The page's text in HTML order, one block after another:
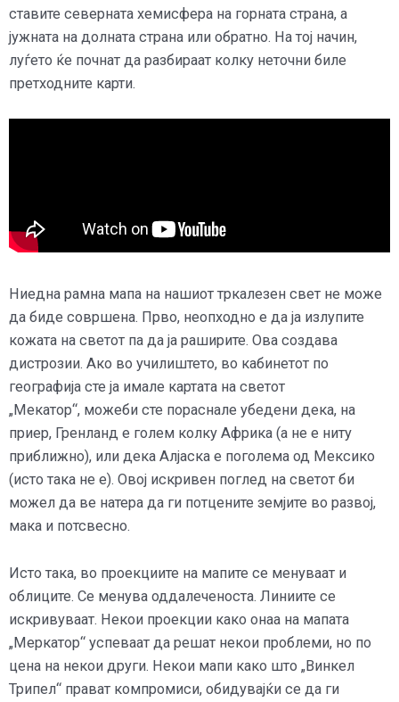
ставите северната хемисфера на горната страна, а
јужната на долната страна или обратно. На тој начин,
луѓето ќе почнат да разбираат колку неточни биле
претходните карти.
Ниедна рамна мапа на нашиот тркалезен свет не може
да биде совршена. Прво, неопходно е да ја излупите
кожата на светот па да ја раширите. Ова создава
дистрозии. Ако во училиштето, во кабинетот по
географија сте ја имале картата на светот
„Мекатор“, можеби сте пораснале убедени дека, на
приер, Гренланд е голем колку Африка (а не е ниту
приближно), или дека Алјаска е поголема од Мексико
(исто така не е). Овој искривен поглед на светот би
можел да ве натера да ги потцените земјите во развој,
мака и потсвесно.
Исто така, во проекциите на мапите се менуваат и
облиците. Се менува оддалеченоста. Линиите се
искривуваат. Некои проекции како онаа на мапата
„Меркатор“ успеваат да решат некои проблеми, но по
цена на некои други. Некои мапи како што „Винкел
Трипел“ прават компромиси, обидувајќи се да ги